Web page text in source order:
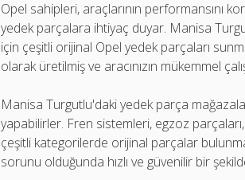
Opel sahipleri, araçlarının performansını
yedek parçalara ihtiyaç duyar. Manisa
için çeşitli orijinal Opel yedek parçaları
olarak üretilmiş ve aracınızın mükemmel
Manisa Turgutlu'daki yedek parça
yapabilirler. Fren sistemleri, egzoz
çeşitli kategorilerde orijinal parçalar
sorunu olduğunda hızlı ve güvenilir bir